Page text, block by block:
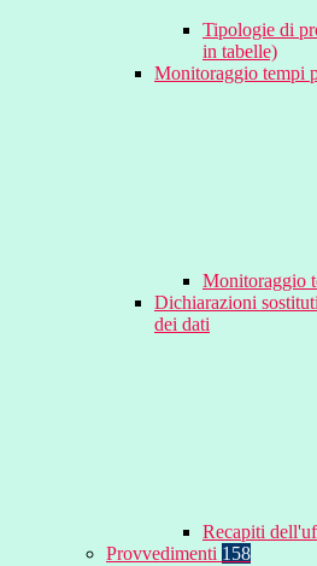
Tipologie di
in tabelle)
Monitoraggio tempi
Monitoraggio
Dichiarazioni
dei dati
Recapiti
Provvedimenti 158